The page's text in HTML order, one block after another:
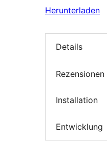
Herunterladen
Details
Rezensionen
Installation
Entwicklung